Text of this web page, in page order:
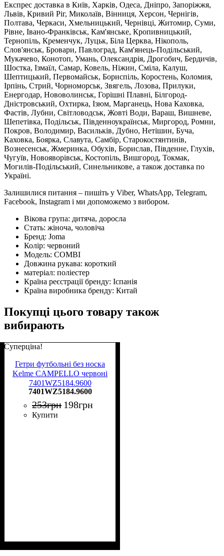
Експрес доставка в Київ, Харків, Одеса, Дніпро, Запоріжжя,
Львів, Кривий Ріг, Миколаїв, Вінниця, Херсон, Чернігів,
Полтава, Черкаси, Хмельницький, Чернівці, Житомир, Суми,
Рівне, Івано-Франківськ, Кам'янське, Кропивницький,
Тернопіль, Кременчук, Луцьк, Біла Церква, Нікополь,
Слов'янськ, Бровари, Павлоград, Кам'янець-Подільський,
Мукачево, Конотоп, Умань, Олександрія, Дрогобич, Бердичів,
Шостка, Ізмаїл, Самар, Ковель, Ніжин, Сміла, Калуш,
Шептицький, Первомайськ, Бориспіль, Коростень, Коломия,
Ірпінь, Стрий, Чорноморськ, Звягель, Лозова, Прилуки,
Енергодар, Нововолинськ, Горішні Плавні, Білгород-
Дністровський, Охтирка, Ізюм, Марганець, Нова Каховка,
Фастів, Лубни, Світловодськ, Жовті Води, Вараш, Вишневе,
Шепетівка, Подільськ, Південноукраїнськ, Миргород, Ромни,
Покров, Володимир, Васильків, Дубно, Нетішин, Буча,
Каховка, Боярка, Славута, Самбір, Старокостянтинів,
Вознесенськ, Жмеринка, Обухів, Борислав, Південне, Глухів,
Чугуїв, Новояворівськ, Костопіль, Вишгород, Токмак,
Могилів-Подільський, Синельникове, а також доставка по
Україні.
Залишилися питання – пишіть у Viber, WhatsApp, Telegram,
Facebook, Instagram і ми допоможемо з вибором.
Вікова група: дитяча, доросла
Стать: жіноча, чоловіча
Бренд: Joma
Колір: червоний
Модель: COMBI
Довжина рукава: короткий
матеріал: поліестер
Країна реєстрації бренду: Іспанія
Країна виробника бренду: Китай
Покупці цього товару також
вибирають
Суперціна!
Гетри футбольні без носка
Kelme CAMPELLO червоні
7401WZ5184.9600
7401WZ5184.9600
253грн 198грн
Купити